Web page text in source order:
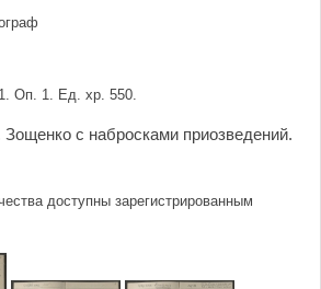
Оп. 1. Ед. хр. 550.
с набросками приозведений.
доступны зарегистрированным